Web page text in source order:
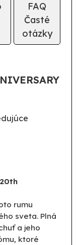
FAQ
Časté
otázky
rumu
sveta. Plná
a jeho
, ktoré